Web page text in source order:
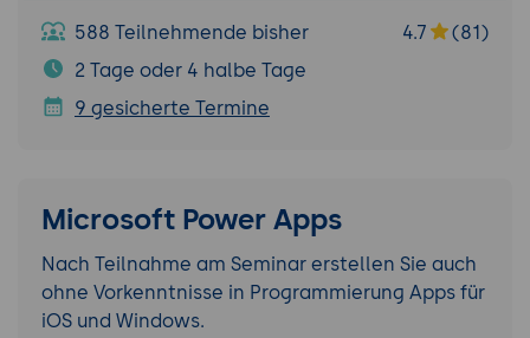
588 Teilnehmende bisher 4.7
(81)
2 Tage oder 4 halbe Tage
9 gesicherte Termine
Microsoft Power Apps
Nach Teilnahme am Seminar erstellen Sie auch
ohne Vorkenntnisse in Programmierung Apps für
iOS und Windows.